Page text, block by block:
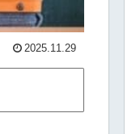
2025.11.29